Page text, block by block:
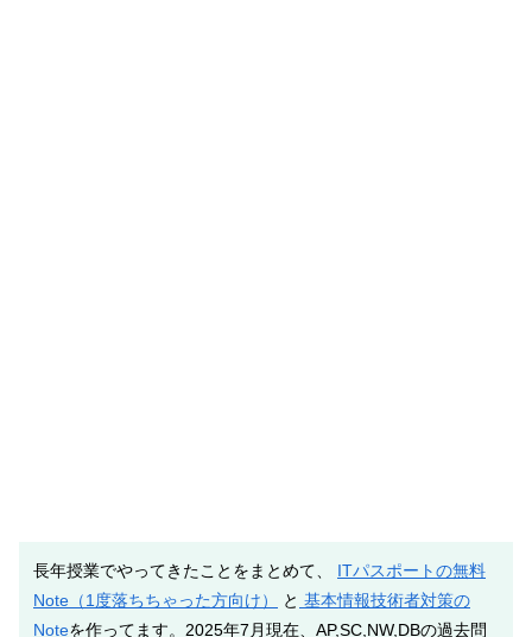
長年授業でやってきたことをまとめて、 ITパスポートの無料
Note（1度落ちちゃった方向け）
と 基本情報技術者対策の
Noteを作ってます。2025年7月現在、AP,SC,NW,DBの過去問